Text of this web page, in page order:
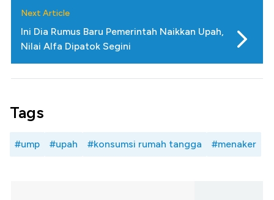
Next Article
Ini Dia Rumus Baru Pemerintah Naikkan Upah,
Nilai Alfa Dipatok Segini
Tags
#ump #upah #konsumsi rumah tangga #menaker